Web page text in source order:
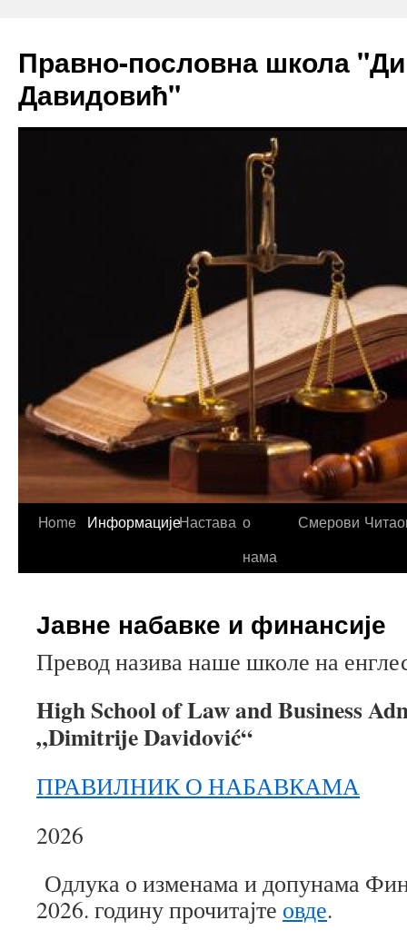
content
Правно-пословна школа
Давидовић"
Home ИнформацијеНастава о
нама
Смерови
Јавне набавке и финансије
Превод назива наше школе на
High School of Law and Business
„Dimitrije Davidović“
ПРАВИЛНИК О НАБАВКАМА
2026
Одлука о изменама и допунама
2026. годину прочитајте овде.